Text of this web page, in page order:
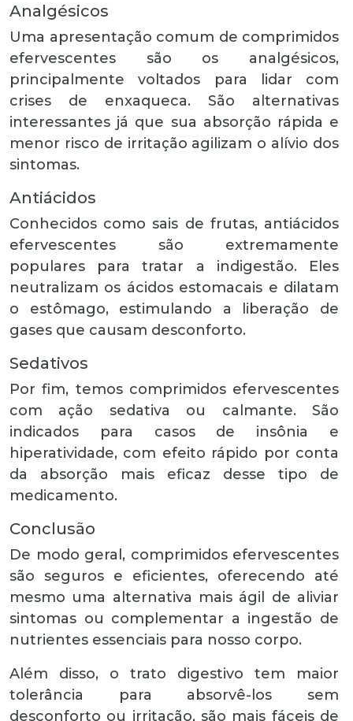
Analgésicos
Uma apresentação comum de comprimidos
efervescentes são os analgésicos,
principalmente voltados para lidar com
crises de enxaqueca. São alternativas
interessantes já que sua absorção rápida e
menor risco de irritação agilizam o alívio dos
sintomas.
Antiácidos
Conhecidos como sais de frutas, antiácidos
efervescentes são extremamente
populares para tratar a indigestão. Eles
neutralizam os ácidos estomacais e dilatam
o estômago, estimulando a liberação de
gases que causam desconforto.
Sedativos
Por fim, temos comprimidos efervescentes
com ação sedativa ou calmante. São
indicados para casos de insônia e
hiperatividade, com efeito rápido por conta
da absorção mais eficaz desse tipo de
medicamento.
Conclusão
De modo geral, comprimidos efervescentes
são seguros e eficientes, oferecendo até
mesmo uma alternativa mais ágil de aliviar
sintomas ou complementar a ingestão de
nutrientes essenciais para nosso corpo.
Além disso, o trato digestivo tem maior
tolerância para absorvê-los sem
desconforto ou irritação, são mais fáceis de